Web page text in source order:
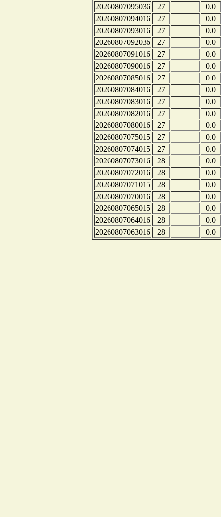
20260807095036
27
0.0
20260807094016
27
0.0
20260807093016
27
0.0
20260807092036
27
0.0
20260807091016
27
0.0
20260807090016
27
0.0
20260807085016
27
0.0
20260807084016
27
0.0
20260807083016
27
0.0
20260807082016
27
0.0
20260807080016
27
0.0
20260807075015
27
0.0
20260807074015
27
0.0
20260807073016
28
0.0
20260807072016
28
0.0
20260807071015
28
0.0
20260807070016
28
0.0
20260807065015
28
0.0
20260807064016
28
0.0
20260807063016
28 0.0